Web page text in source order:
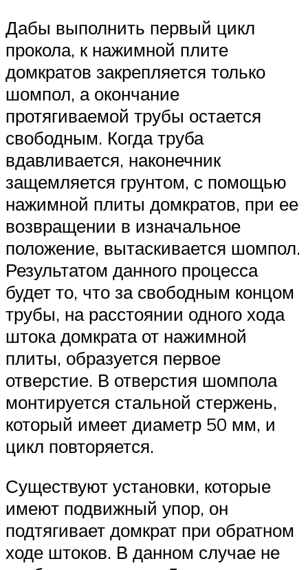
Дабы выполнить первый цикл
прокола, к нажимной плите
домкратов закрепляется только
шомпол, а окончание
протягиваемой трубы остается
свободным. Когда труба
вдавливается, наконечник
защемляется грунтом, с помощью
нажимной плиты домкратов, при ее
возвращении в изначальное
положение, вытаскивается шомпол.
Результатом данного процесса
будет то, что за свободным концом
трубы, на расстоянии одного хода
штока домкрата от нажимной
плиты, образуется первое
отверстие. В отверстия шомпола
монтируется стальной стержень,
который имеет диаметр 50 мм, и
цикл повторяется.
Существуют установки, которые
имеют подвижный упор, он
подтягивает домкрат при обратном
ходе штоков. В данном случае не